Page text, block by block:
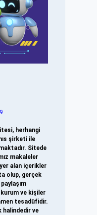
herhangi
şirketi ile
Sitede
makaleler
alan içerikler
olup, gerçek
kurum ve kişiler
tesadüfidir.
ve